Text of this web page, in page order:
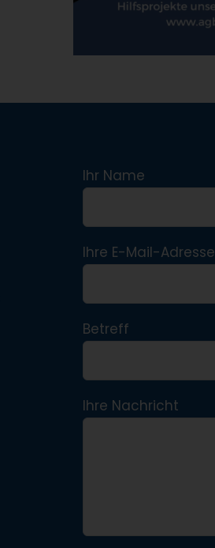
Ihr Name
Ihre E-Mail-Adresse
Betreff
Ihre Nachricht